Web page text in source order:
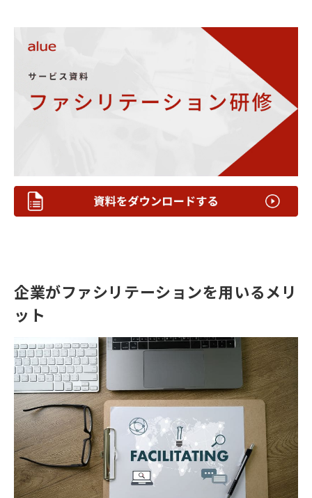
企業がファシリテーションを用いるメリ
ット